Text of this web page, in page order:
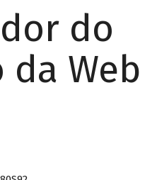
do
da Web